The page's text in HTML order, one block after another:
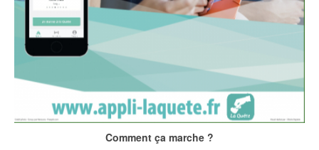
Comment ça marche ?